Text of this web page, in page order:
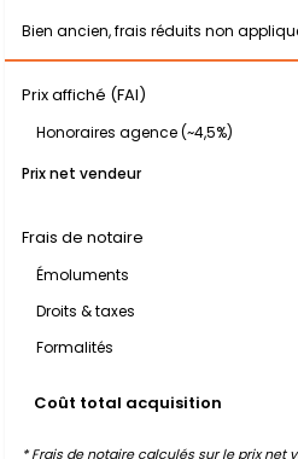
Bien ancien, frais réduits non
Prix affiché (FAI)
Honoraires agence (~4,5%)
Prix net vendeur
Frais de notaire
Émoluments
Droits & taxes
Formalités
Coût total acquisition
* Frais de notaire calculés sur le prix net